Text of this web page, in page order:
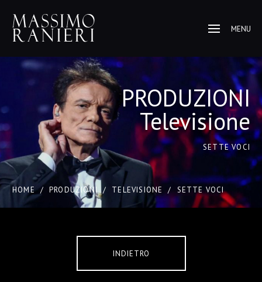
MENU
PRODUZIONI
Televisione
SETTE VOCI
HOME / PRODUZIONI / TELEVISIONE / SETTE VOCI
INDIETRO